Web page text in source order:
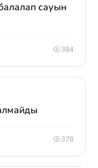
сауын
384
378